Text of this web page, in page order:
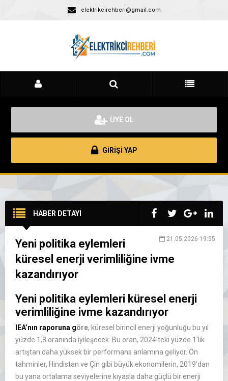
elektrikcirehberi@gmail.com
ÜYE OL
GİRİŞİ YAP
HABER DETAYI
21.05.2026 19:55
Yeni politika eylemleri
küresel enerji verimliliğine ivme
kazandırıyor
Yeni politika eylemleri küresel enerji
verimliliğine ivme kazandırıyor
IEA’nın raporuna göre, küresel birincil enerji yoğunluğu bu yıl
yüzde 1,8 oranında iyileşecek. Bu oran, 2024’teki yüzde 1’lik
artıştan daha yüksek bir performans anlamına geliyor. Ön
tahminler, Hindistan ve Çin gibi büyük ekonomilerin, 2019’dan
bu yana ortalama seviyelerine kıyasla daha güçlü bir enerji